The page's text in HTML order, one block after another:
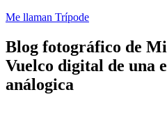
Saltar
contenido
Me llaman Trípode
Blog fotográfico de
Vuelco digital de una
análogica